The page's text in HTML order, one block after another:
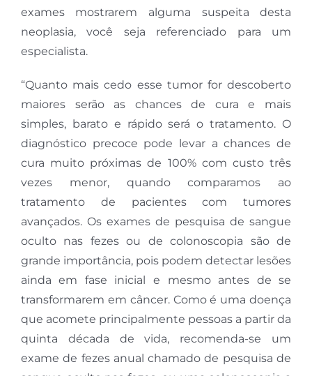
exames mostrarem alguma suspeita desta
neoplasia, você seja referenciado para um
especialista.
“Quanto mais cedo esse tumor for descoberto
maiores serão as chances de cura e mais
simples, barato e rápido será o tratamento. O
diagnóstico precoce pode levar a chances de
cura muito próximas de 100% com custo três
vezes menor, quando comparamos ao
tratamento de pacientes com tumores
avançados. Os exames de pesquisa de sangue
oculto nas fezes ou de colonoscopia são de
grande importância, pois podem detectar lesões
ainda em fase inicial e mesmo antes de se
transformarem em câncer. Como é uma doença
que acomete principalmente pessoas a partir da
quinta década de vida, recomenda-se um
exame de fezes anual chamado de pesquisa de